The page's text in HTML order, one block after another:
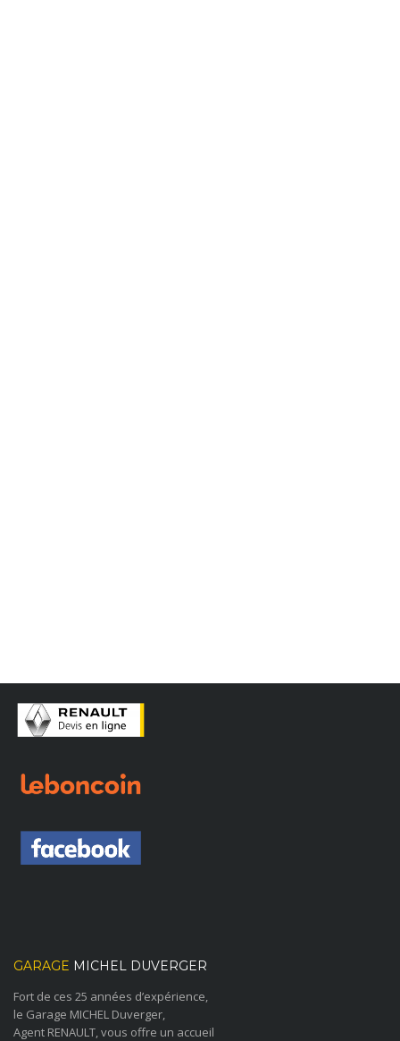
GARAGE MICHEL DUVERGER
Fort de ces 25 années d’expérience,
le Garage MICHEL Duverger,
Agent RENAULT, vous offre un accueil